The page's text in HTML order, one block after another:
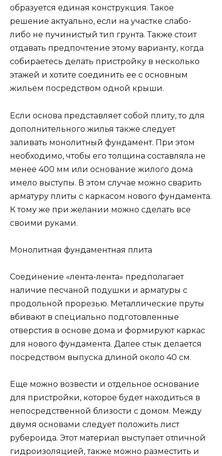
образуется единая конструкция. Такое
решение актуально, если на участке слабо-
либо не пучинистый тип грунта. Также стоит
отдавать предпочтение этому варианту, когда
собираетесь делать пристройку в несколько
этажей и хотите соединить ее с основным
жильем посредством одной крыши.
Если основа представляет собой плиту, то для
дополнительного жилья также следует
заливать монолитный фундамент. При этом
необходимо, чтобы его толщина составляла не
менее 400 мм или основание жилого дома
имело выступы. В этом случае можно сварить
арматуру плиты с каркасом нового фундамента.
К тому же при желании можно сделать все
своими руками.
Монолитная фундаментная плита
Соединение «лента-лента» предполагает
наличие песчаной подушки и арматуры с
продольной прорезью. Металлические пруты
вбивают в специально подготовленные
отверстия в основе дома и формируют каркас
для нового фундамента. Далее стык делается
посредством выпуска длиной около 40 см.
Еще можно возвести и отдельное основание
для пристройки, которое будет находиться в
непосредственной близости с домом. Между
двумя основами следует положить лист
рубероида. Этот материал выступает отличной
гидроизоляцией, также можно разместить и